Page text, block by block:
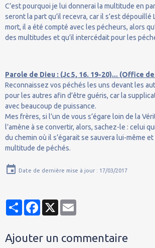
C’est pourquoi je lui donnerai la multitude en
seront la part qu’il recevra, car il s’est dépouillé
mort, il a été compté avec les pécheurs, alors
des multitudes et qu’il intercédait pour les
Parole de Dieu : (Jc 5, 16. 19-20)... (Office
Reconnaissez vos péchés les uns devant les
pour les autres afin d’être guéris, car la
avec beaucoup de puissance.
Mes frères, si l’un de vous s’égare loin de la
l’amène à se convertir, alors, sachez-le : celui
du chemin où il s’égarait se sauvera lui-même
multitude de péchés.
Date de dernière mise à jour : 17/03/2017
PartagerFacebook
X
Ajouter un commentaire